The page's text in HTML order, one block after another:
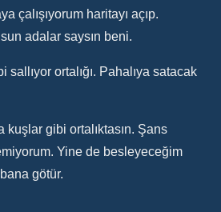
çalışıyorum haritayı açıp.
adalar saysın beni.
sallıyor ortalığı. Pahalıya satacak
kuşlar gibi ortalıktasın. Şans
Yine de besleyeceğim
götür.